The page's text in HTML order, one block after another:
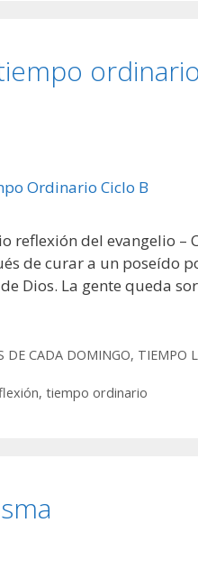
reflexión del evangelio –
de curar a un
Dios. La gente queda
DE CADA DOMINGO, TIEMPO
,tiempo ordinario